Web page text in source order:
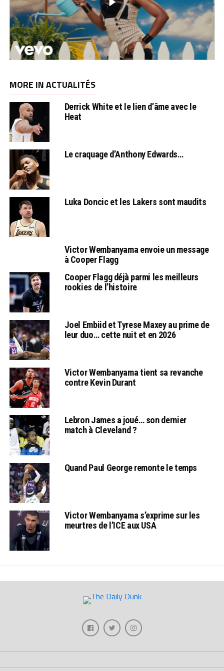
MORE IN ACTUALITÉS
Derrick White et le lien d’âme avec le
Heat
Le craquage d’Anthony Edwards…
Luka Doncic et les Lakers sont maudits
Victor Wembanyama envoie un message
à Cooper Flagg
Cooper Flagg déjà parmi les meilleurs
rookies de l’histoire
Joel Embiid et Tyrese Maxey au prime de
leur duo… cette nuit et en 2026
Victor Wembanyama tient sa revanche
contre Kevin Durant
Lebron James a joué… son dernier
match à Cleveland ?
Quand Paul George remonte le temps
Victor Wembanyama s’exprime sur les
meurtres de l’ICE aux USA